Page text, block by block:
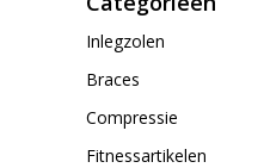
Inlegzolen
Braces
Compressie
Fitnessartikelen